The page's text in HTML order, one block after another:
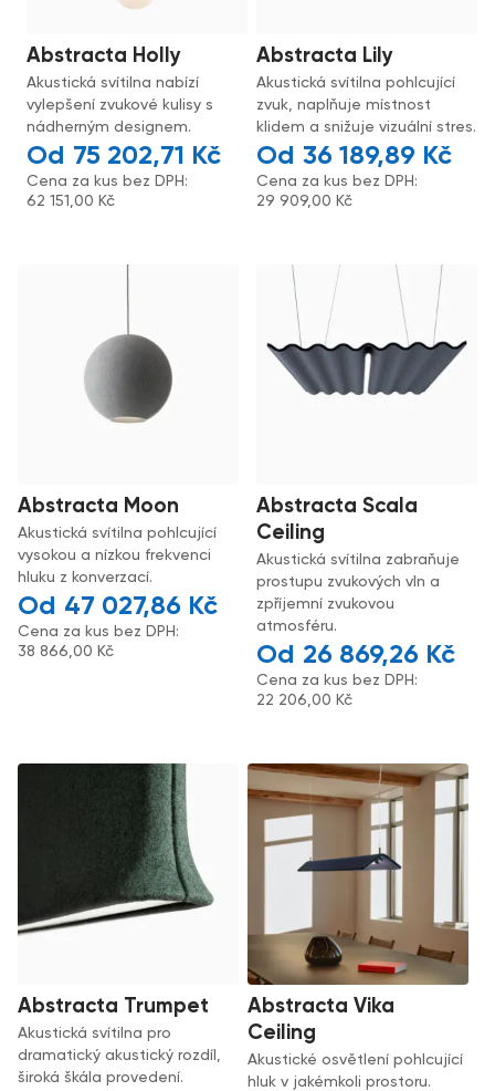
Abstracta Holly
Akustická svítilna nabízí
vylepšení zvukové kulisy s
nádherným designem.
75 202,71 Kč
Cena za kus bez DPH:
62 151,00 Kč
Abstracta Lily
Akustická svítilna pohlcující
zvuk, naplňuje místnost
klidem a snižuje vizuální stres.
36 189,89 Kč
Cena za kus bez DPH:
29 909,00 Kč
Abstracta Moon
Akustická svítilna pohlcující
vysokou a nízkou frekvenci
hluku z konverzací.
47 027,86 Kč
Cena za kus bez DPH:
38 866,00 Kč
Abstracta Scala
Ceiling
Akustická svítilna zabraňuje
prostupu zvukových vln a
zpříjemní zvukovou
atmosféru.
26 869,26 Kč
Cena za kus bez DPH:
22 206,00 Kč
Abstracta Trumpet
Akustická svítilna pro
dramatický akustický rozdíl,
široká škála provedení.
Abstracta Vika
Ceiling
Akustické osvětlení pohlcující
hluk v jakémkoli prostoru.